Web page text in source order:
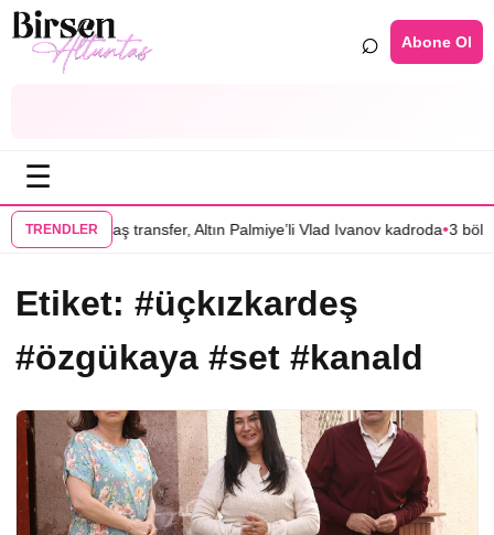
⌕ Abone Ol
☰
TRENDLER
filmine flaş transfer, Altın Palmiye’li Vlad Ivanov kadroda•3
Etiket: #üçkızkardeş
#özgükaya #set #kanald